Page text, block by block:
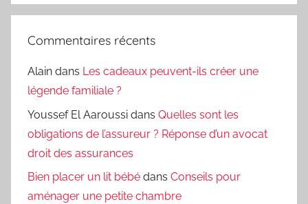
Commentaires récents
Alain dans Les cadeaux peuvent-ils créer une
légende familiale ?
Youssef El Aaroussi dans Quelles sont les
obligations de l’assureur ? Réponse d’un avocat
droit des assurances
Bien placer un lit bébé dans Conseils pour
aménager une petite chambre